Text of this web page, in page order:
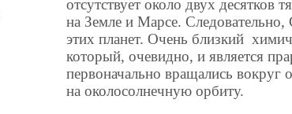
отсутствует около двух
на Земле и Марсе.
этих планет. Очень близкий
который, очевидно, и является
первоначально вращались
на околосолнечную орбиту.